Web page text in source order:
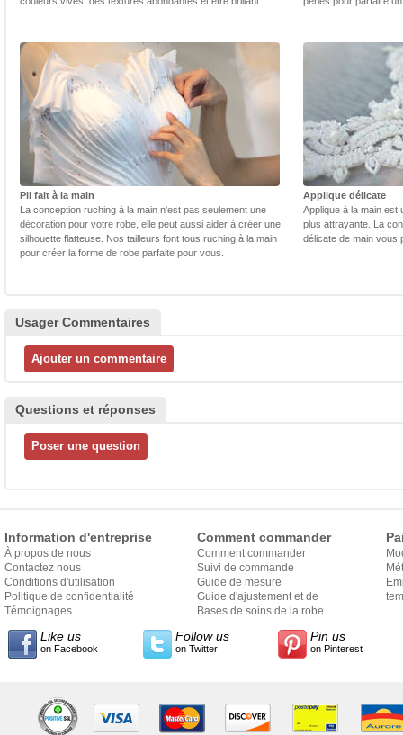
Pli fait à la main
La conception ruching à la main n'est pas seulement une
décoration pour votre robe, elle peut aussi aider à créer une
silhouette flatteuse. Nos tailleurs font tous ruching à la main
pour créer la forme de robe parfaite pour vous.
Applique délicate
Applique à la main est
plus attrayante. La
délicate de main vous
Usager Commentaires
Questions et réponses
Information d'entreprise
À propos de nous
Contactez nous
Conditions d'utilisation
Politique de confidentialité
Témoignages
Comment commander
Comment commander
Suivi de commande
Guide de mesure
Guide d'ajustement et de
style
Bases de soins de la robe
Like us
on Facebook
Follow us
on Twitter
Pin us
on Pinterest